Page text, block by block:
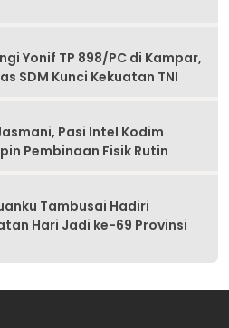
Yonif TP 898/PC di Kampar,
SDM Kunci Kekuatan TNI
Pasi Intel Kodim
Pembinaan Fisik Rutin
Tambusai Hadiri
Hari Jadi ke-69 Provinsi